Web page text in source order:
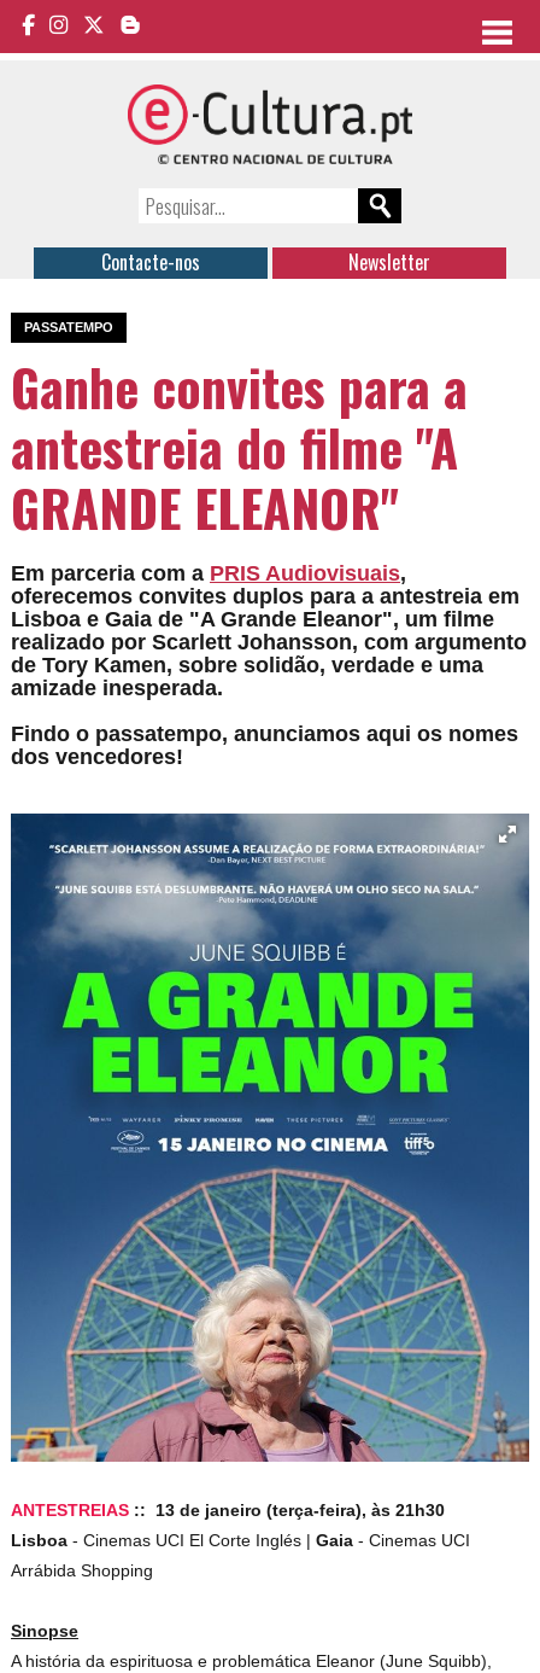
Contacte-nos Newsletter
PASSATEMPO
Ganhe convites para a
antestreia do filme "A
GRANDE ELEANOR"
Em parceria com a PRIS Audiovisuais,
oferecemos convites duplos para a antestreia em
Lisboa e Gaia de "A Grande Eleanor", um filme
realizado por Scarlett Johansson, com argumento
de Tory Kamen, sobre solidão, verdade e uma
amizade inesperada.
Findo o passatempo, anunciamos aqui os nomes
dos vencedores!
ANTESTREIAS :: 13 de janeiro (terça-feira), às 21h30
Lisboa- Cinemas UCI El Corte Inglés |Gaia - Cinemas UCI
Arrábida Shopping
Sinopse
A história da espirituosa e problemática Eleanor (June Squibb),